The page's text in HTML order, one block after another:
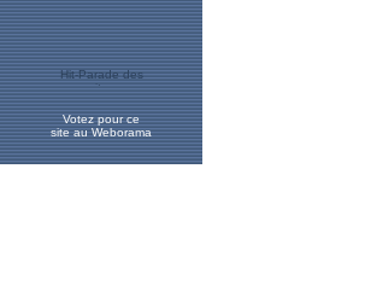
Votez pour ce
site au Weborama